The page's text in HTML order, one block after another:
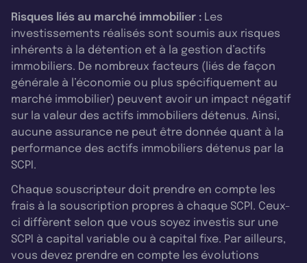
Risques liés au marché immobilier : Les
investissements réalisés sont soumis aux risques
inhérents à la détention et à la gestion d’actifs
immobiliers. De nombreux facteurs (liés de façon
générale à l’économie ou plus spécifiquement au
marché immobilier) peuvent avoir un impact négatif
sur la valeur des actifs immobiliers détenus. Ainsi,
aucune assurance ne peut être donnée quant à la
performance des actifs immobiliers détenus par la
SCPI.
Chaque souscripteur doit prendre en compte les
frais à la souscription propres à chaque SCPI. Ceux-
ci diffèrent selon que vous soyez investis sur une
SCPI à capital variable ou à capital fixe. Par ailleurs,
vous devez prendre en compte les évolutions